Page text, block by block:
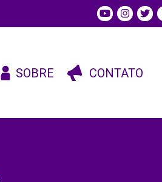
SOBRE CONTATO